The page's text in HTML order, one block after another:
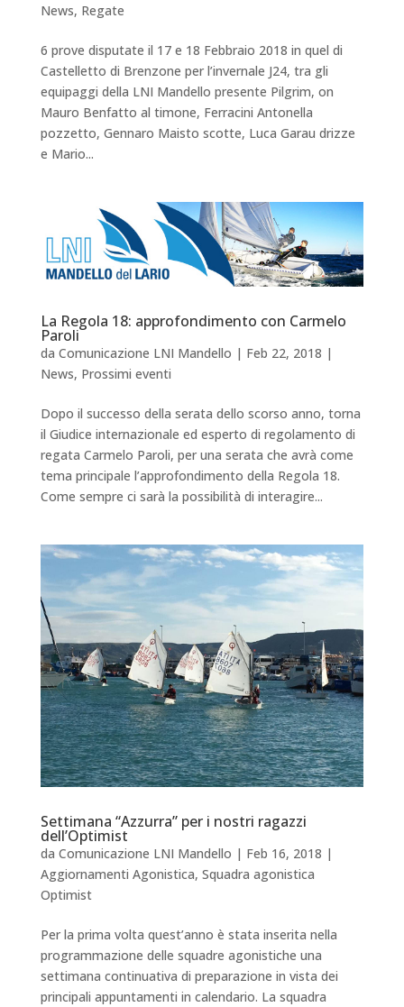
News, Regate
6 prove disputate il 17 e 18 Febbraio 2018 in quel di
Castelletto di Brenzone per l’invernale J24, tra gli
equipaggi della LNI Mandello presente Pilgrim, on
Mauro Benfatto al timone, Ferracini Antonella
pozzetto, Gennaro Maisto scotte, Luca Garau drizze
e Mario...
La Regola 18: approfondimento con Carmelo
Paroli
da Comunicazione LNI Mandello | Feb 22, 2018 |
News, Prossimi eventi
Dopo il successo della serata dello scorso anno, torna
il Giudice internazionale ed esperto di regolamento di
regata Carmelo Paroli, per una serata che avrà come
tema principale l’approfondimento della Regola 18.
Come sempre ci sarà la possibilità di interagire...
Settimana “Azzurra” per i nostri ragazzi
dell’Optimist
da Comunicazione LNI Mandello | Feb 16, 2018 |
Aggiornamenti Agonistica, Squadra agonistica
Optimist
Per la prima volta quest’anno è stata inserita nella
programmazione delle squadre agonistiche una
settimana continuativa di preparazione in vista dei
principali appuntamenti in calendario. La squadra